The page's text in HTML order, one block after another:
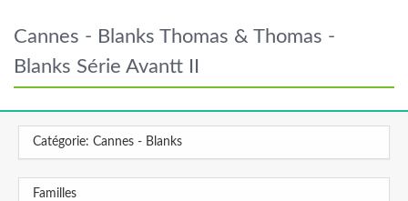
Cannes - Blanks Thomas & Thomas -
Blanks Série Avantt II
Catégorie: Cannes - Blanks
Familles